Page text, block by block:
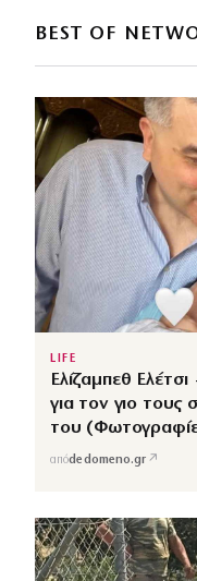
BEST OF
LIFE
Ελίζαμπεθ
για τον γιο τους
του
απόdedomeno.gr ↗